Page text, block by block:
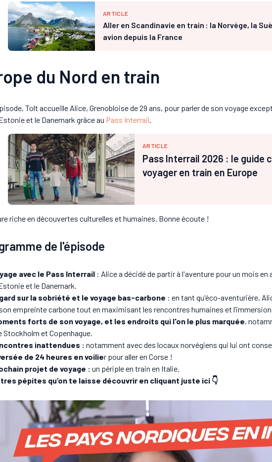
ARTICLE
Aller en Scandinavie en train : la Norvège, la
avion depuis la France
du Nord en train
Tolt accueille Alice, Grenobloise de 29 ans, pour parler de son voyage
et le Danemark grâce au Pass Interrail.
ARTICLE
Pass Interrail 2026 : le guide
voyager en train en Europe
riche en découvertes culturelles et humaines. Bonne écoute !
de l'épisode
avec le Pass Interrail : Alice a décidé de partir à l'aventure pour un mois
et le Danemark.
sur la sobriété et le voyage bas-carbone : en tant qu'éco-aventurière,
empreinte carbone tout en maximisant les rencontres humaines et
forts de son voyage, et les endroits qui l'on le plus marquée,
Stockholm et Copenhague.
inattendues : notamment avec des locaux norvégiens qui lui ont
de 24 heures en voilier pour aller en Corse !
projet de voyage : un périple en train en Italie.
pépites qu’on te laisse découvrir en cliquant juste ici 👇